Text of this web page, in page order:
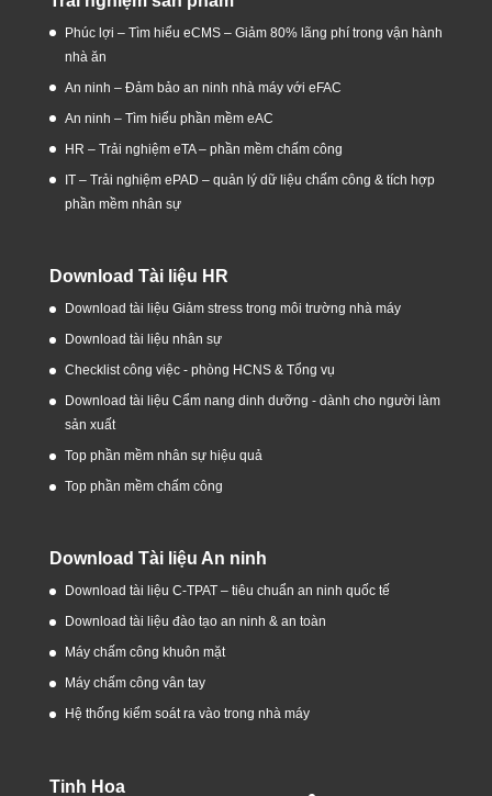
Phúc lợi – Tìm hiểu eCMS – Giảm 80% lãng phí trong vận hành
nhà ăn
An ninh – Đảm bảo an ninh nhà máy với eFAC
An ninh – Tìm hiểu phần mềm eAC
HR – Trải nghiệm eTA – phần mềm chấm công
IT – Trải nghiệm ePAD – quản lý dữ liệu chấm công & tích hợp
phần mềm nhân sự
Download Tài liệu HR
Download tài liệu Giảm stress trong môi trường nhà máy
Download tài liệu nhân sự
Checklist công việc - phòng HCNS & Tổng vụ
Download tài liệu Cẩm nang dinh dưỡng - dành cho người làm
sản xuất
Top phần mềm nhân sự hiệu quả
Top phần mềm chấm công
Download Tài liệu An ninh
Download tài liệu C-TPAT – tiêu chuẩn an ninh quốc tế
Download tài liệu đào tạo an ninh & an toàn
Máy chấm công khuôn mặt
Máy chấm công vân tay
Hệ thống kiểm soát ra vào trong nhà máy
Tinh Hoa